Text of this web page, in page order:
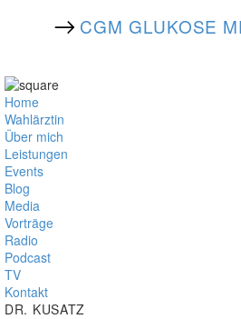
CGM GLUKOSE
Home
Wahlärztin
Über mich
Leistungen
Events
Blog
Media
Vorträge
Radio
Podcast
TV
Kontakt
DR. KUSATZ